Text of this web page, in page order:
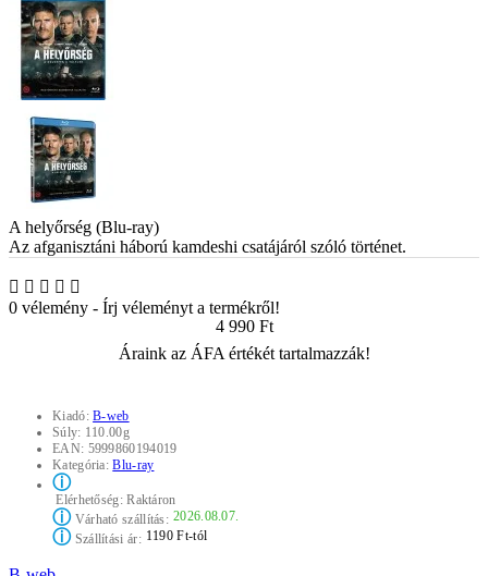
A helyőrség (Blu-ray)
Az afganisztáni háború kamdeshi csatájáról szóló történet.
0 vélemény - Írj véleményt a termékről!
4 990 Ft
Áraink az ÁFA értékét tartalmazzák!
Kiadó:B-web
Súly: 110.00g
EAN: 5999860194019
Kategória:Blu-ray
ⓘ
Elérhetőség:Raktáron
ⓘVárható szállítás: 2026.08.07.
ⓘSzállítási ár: 1190 Ft-tól